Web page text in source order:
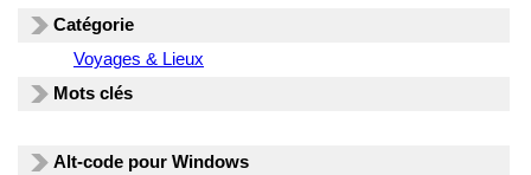
Catégorie
Voyages & Lieux
Mots clés
Alt-code pour Windows